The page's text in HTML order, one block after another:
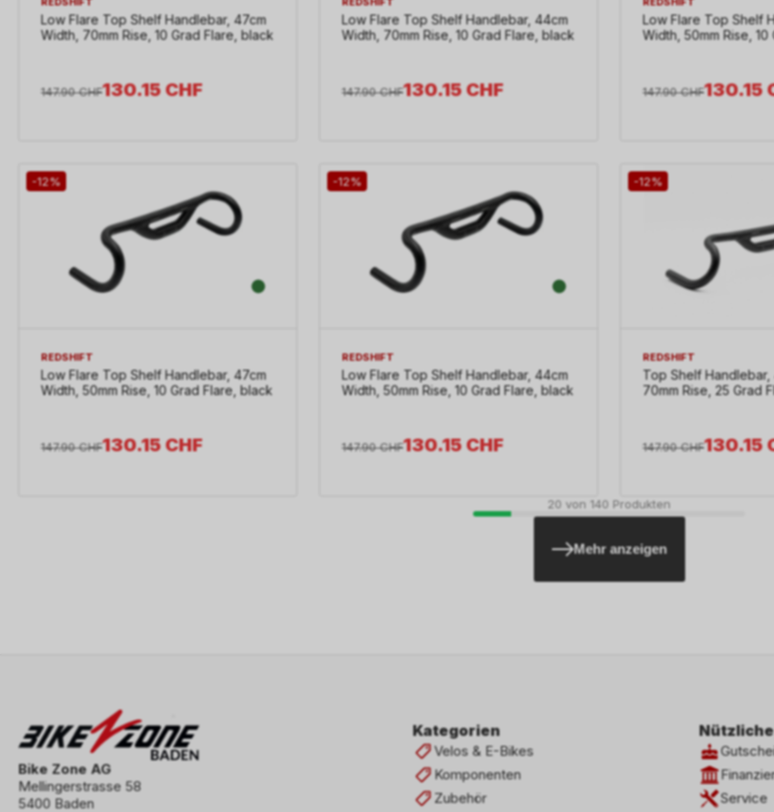
Low Flare Top Shelf Handlebar, 47cm
Width, 70mm Rise, 10 Grad Flare, black
130.15CHF
147.90 CHF
Low Flare Top Shelf Handlebar, 44cm
Width, 70mm Rise, 10 Grad Flare, black
130.15CHF
147.90 CHF
Low Flare Top Shelf
Width, 50mm Rise,
130.15
147.90 CHF
-12%
REDSHIFT
Low Flare Top Shelf Handlebar, 47cm
Width, 50mm Rise, 10 Grad Flare, black
130.15CHF
147.90 CHF
-12%
REDSHIFT
Low Flare Top Shelf Handlebar, 44cm
Width, 50mm Rise, 10 Grad Flare, black
130.15CHF
147.90 CHF
-12%
REDSHIFT
Top Shelf Handlebar,
70mm Rise, 25 Grad
130.15
147.90 CHF
20 von 140 Produkten
Mehr anzeigen
Bike Zone AG
Mellingerstrasse 58
5400 Baden
Kategorien
Velos & E-Bikes
Komponenten
Zubehör
Service